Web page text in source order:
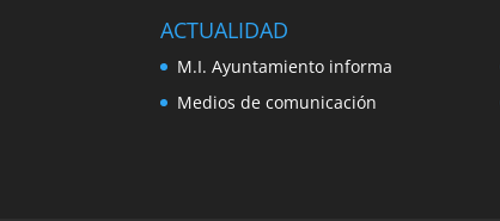
ACTUALIDAD
M.I. Ayuntamiento informa
Medios de comunicación